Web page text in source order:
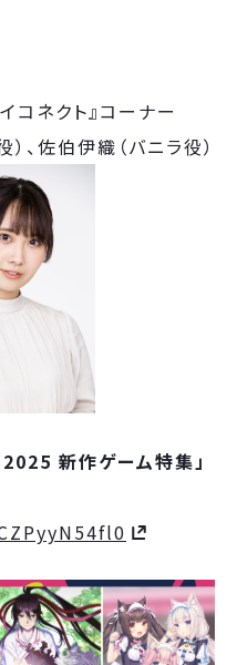
ネクト』コーナー
、佐伯伊織（バニラ役）
新作ゲーム特集」